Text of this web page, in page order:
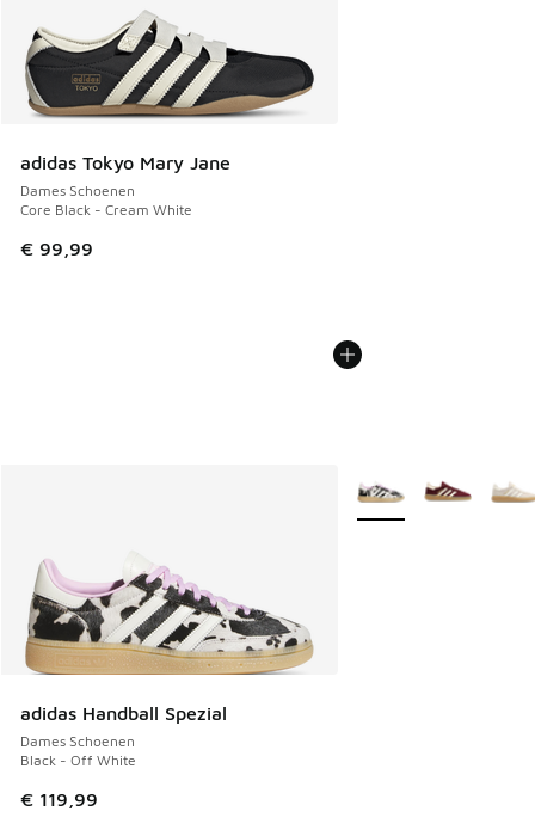
adidas Tokyo Mary Jane
Dames Schoenen
Core Black - Cream White
€ 99,99
adidas Handball Spezial
Dames Schoenen
Black - Off White
€ 119,99
Meer kleuren